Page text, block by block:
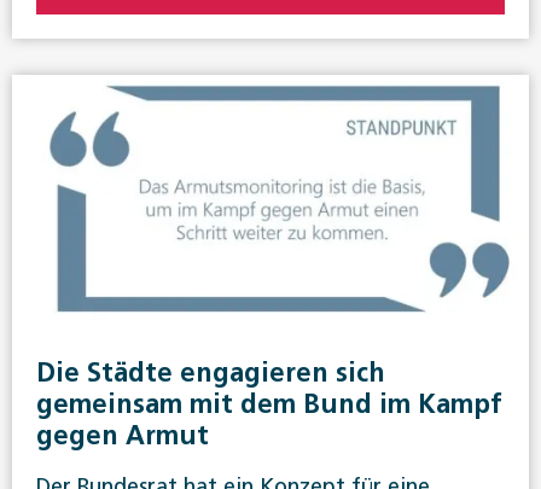
Die Städte engagieren sich
gemeinsam mit dem Bund im Kampf
gegen Armut